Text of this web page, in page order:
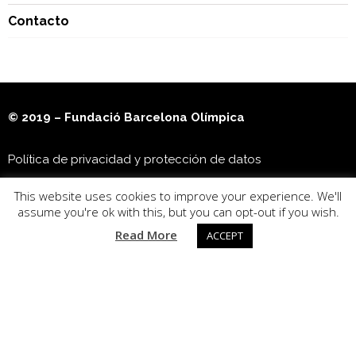
Contacto
© 2019 – Fundació Barcelona Olímpica
Política de privacidad y protección de datos
Museu Olímpic i de l’Esport Joan Antoni Samaranch
This website uses cookies to improve your experience. We'll
assume you're ok with this, but you can opt-out if you wish.
Read More
ACCEPT